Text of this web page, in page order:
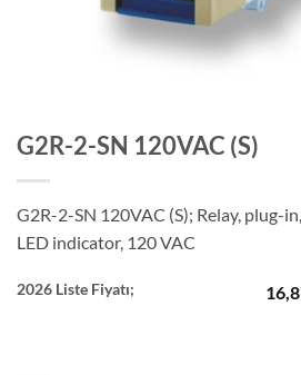
G2R-2-SN 120VAC (S)
G2R-2-SN 120VAC (S); Relay, plug-
LED indicator, 120 VAC
2026 Liste Fiyatı;